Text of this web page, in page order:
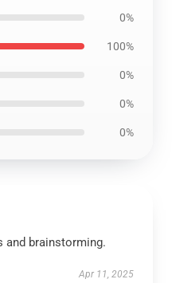
0%
100%
0%
0%
0%
and brainstorming.
Apr 11, 2025